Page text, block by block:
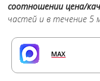
соотношении цена/
частей и в течение 5
MAX